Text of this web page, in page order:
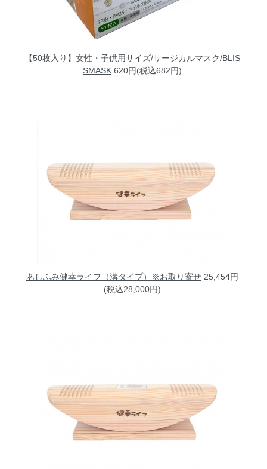
【50枚入り】女性・子供用サイズ/サージカルマスク/BLIS
SMASK620円(税込682円)
あしふみ健幸ライフ（溝タイプ）※お取り寄せ25,454円
(税込28,000円)